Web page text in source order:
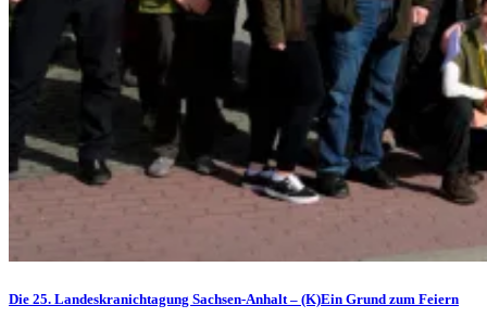
Die 25. Landeskranichtagung Sachsen-Anhalt – (K)Ein Grund zum Feiern